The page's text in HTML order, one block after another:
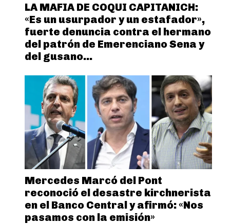
LA MAFIA DE COQUI CAPITANICH:
«Es un usurpador y un estafador»,
fuerte denuncia contra el hermano
del patrón de Emerenciano Sena y
del gusano...
Mercedes Marcó del Pont
reconoció el desastre kirchnerista
en el Banco Central y afirmó: «Nos
pasamos con la emisión»